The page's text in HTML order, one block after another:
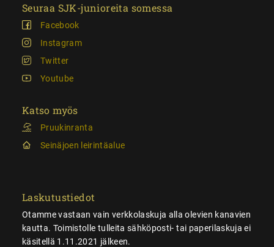
Seuraa SJK-junioreita somessa
Facebook
Instagram
Twitter
Youtube
Katso myös
Pruukinranta
Seinäjoen leirintäalue
Laskutustiedot
Otamme vastaan vain verkkolaskuja alla olevien kanavien
kautta. Toimistolle tulleita sähköposti- tai paperilaskuja ei
käsitellä 1.11.2021 jälkeen.